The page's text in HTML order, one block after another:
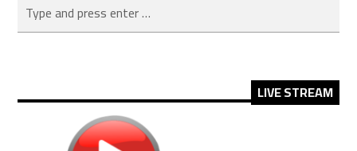
LIVE STREAM